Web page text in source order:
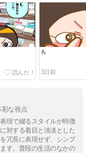
🫰
3日前
彩な視点
現で綴るスタイルが特徴
対する着目と淡淡とした
冗長に表現せず、シンプ
す。普段の生活のなかの